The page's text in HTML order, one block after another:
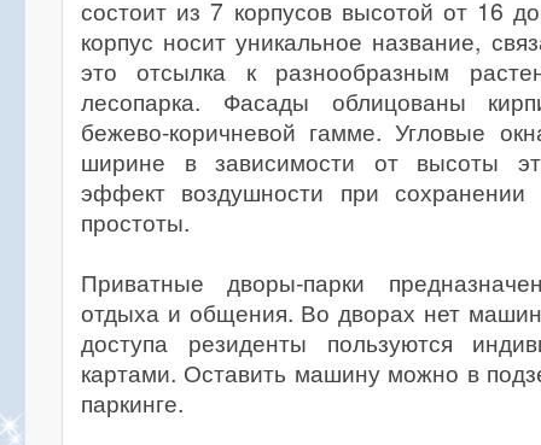
состоит из 7 корпусов высотой от 16
корпус носит уникальное название,
это отсылка к разнообразным
лесопарка. Фасады облицованы
бежево-коричневой гамме. Угловые
ширине в зависимости от высоты
эффект воздушности при
простоты.
Приватные дворы-парки
отдыха и общения. Во дворах нет
доступа резиденты пользуются
картами. Оставить машину можно в
паркинге.